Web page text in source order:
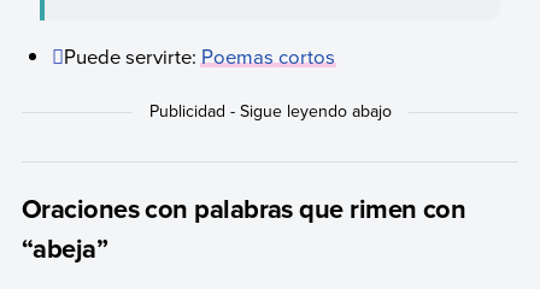
Puede servirte: Poemas cortos
Oraciones con palabras que rimen con
“abeja”